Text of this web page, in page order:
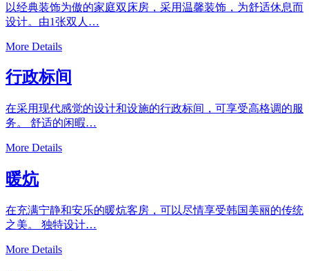
以经典装饰为傲的家庭双床房，采用温馨装饰，为舒适休息而
设计。由1张双人…
More Details
行政标间
在采用现代感觉的设计和设施的行政标间，可享受高格调的服
务。 舒适的闲暇…
More Details
暖炕
在充满宁静和安乐的暖炕客房，可以尽情享受韩国美丽的传统
之美。 独特设计…
More Details